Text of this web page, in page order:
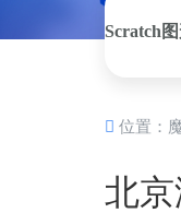
位置：
北